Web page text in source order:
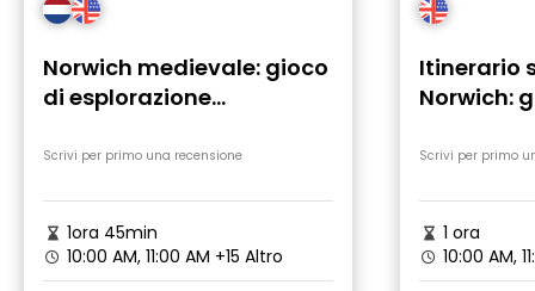
Norwich medievale: gioco
di esplorazione
Scrivi per primo una recensione
1ora 45min
10:00 AM, 11:00 AM +15 Altro
Itinerario
Norwich:
Scrivi per primo
1 ora
10:00 AM,